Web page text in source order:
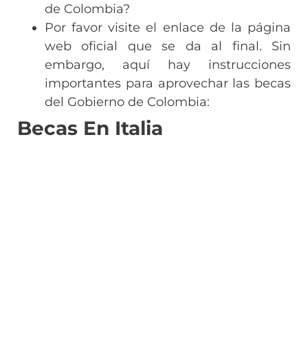
de Colombia?
Por favor visite el enlace de la página
web oficial que se da al final. Sin
embargo, aquí hay instrucciones
importantes para aprovechar las becas
del Gobierno de Colombia:
Becas En Italia